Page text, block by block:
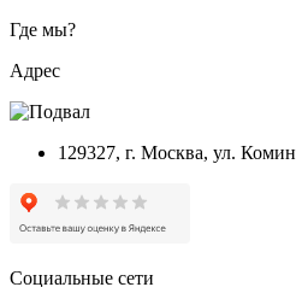
Где мы?
Адрес
129327, г. Москва, ул.
Социальные сети